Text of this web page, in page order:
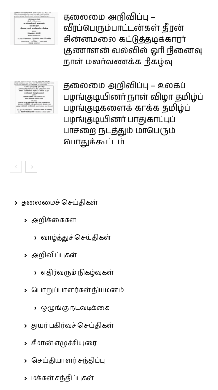
தலைமை அறிவிப்பு –
வீரப்பெரும்பாட்டன்கள் தீரன்
சின்னமலை கட்டுத்தடிக்காரர்
குணாளன் வல்வில் ஓரி நினைவு
நாள் மலர்வணக்க நிகழ்வு
தலைமை அறிவிப்பு – உலகப்
பழங்குடியினர் நாள் விழா தமிழ்ப்
பழங்குடிகளைக் காக்க தமிழ்ப்
பழங்குடியினர் பாதுகாப்புப்
பாசறை நடத்தும் மாபெரும்
பொதுக்கூட்டம்
தலைமைச் செய்திகள்
அறிக்கைகள்
வாழ்த்துச் செய்திகள்
அறிவிப்புகள்
எதிர்வரும் நிகழ்வுகள்
பொறுப்பாளர்கள் நியமனம்
ஒழுங்கு நடவடிக்கை
துயர் பகிர்வுச் செய்திகள்
சீமான் எழுச்சியுரை
செய்தியாளர் சந்திப்பு
மக்கள் சந்திப்புகள்